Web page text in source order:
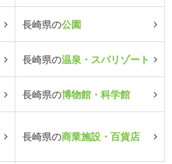
長崎県の公園
長崎県の温泉・スパリゾート
長崎県の博物館・科学館
長崎県の商業施設・百貨店